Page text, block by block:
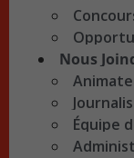
Nous
Équipe